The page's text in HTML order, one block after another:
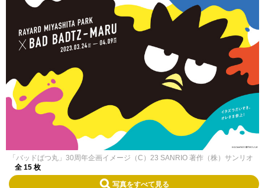
「バッドばつ丸」30周年企画イメージ（C）23 SANRIO 著作（株）サンリオ
全 15 枚
写真をすべて見る